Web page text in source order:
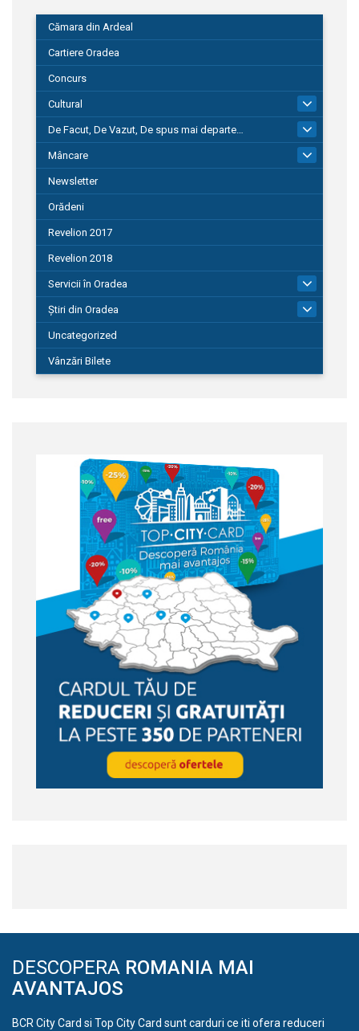
Cămara din Ardeal
Cartiere Oradea
Concurs
Cultural
De Facut, De Vazut, De spus mai departe…
580
Mâncare
Newsletter
Orădeni
Revelion 2017
Revelion 2018
Servicii în Oradea
Știri din Oradea
Uncategorized
Vânzări Bilete
DESCOPERA ROMANIA MAI
AVANTAJOS
BCR City Card si Top City Card sunt carduri ce iti ofera reduceri